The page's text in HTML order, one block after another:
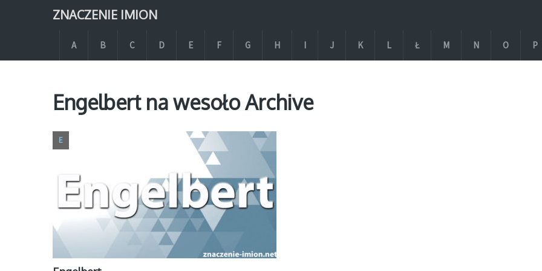
ZNACZENIE IMION
A B C D E F G H I J K L Ł M N O P
Engelbert na wesoło Archive
E